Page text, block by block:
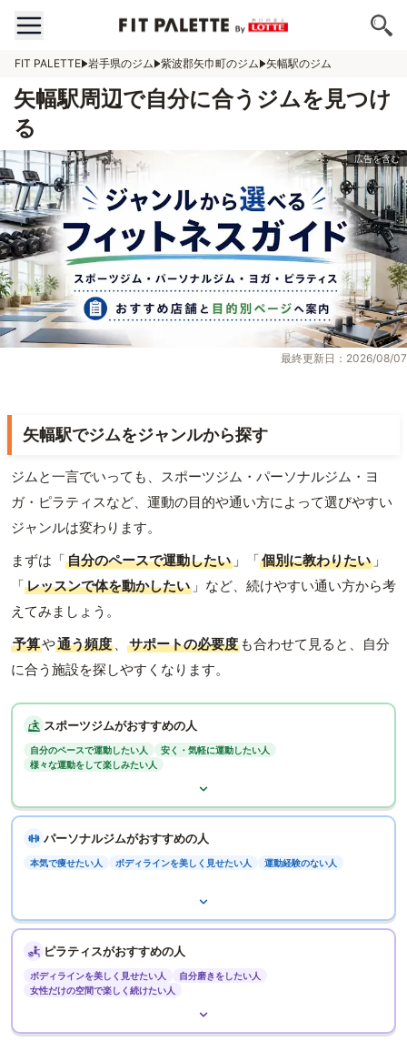
FIT PALETTE 岩手県のジム 紫波郡矢巾町のジム 矢幅駅のジム
矢幅駅周辺で自分に合うジムを見つけ
る
最終更新日：2026/08/07
矢幅駅でジムをジャンルから探す
ジムと一言でいっても、スポーツジム・パーソナルジム・ヨ
ガ・ピラティスなど、運動の目的や通い方によって選びやすい
ジャンルは変わります。
まずは「自分のペースで運動したい 」「個別に教わりたい 」
「レッスンで体を動かしたい 」など、続けやすい通い方から考
えてみましょう。
予算や通う頻度 、 サポートの必要度 も合わせて見ると、自分
に合う施設を探しやすくなります。
スポーツジムがおすすめの人
自分のペースで運動したい人
安く・気軽に運動したい人
様々な運動をして楽しみたい人
パーソナルジムがおすすめの人
本気で痩せたい人 ボディラインを美しく見せたい人 運動経験のない人
ピラティスがおすすめの人
ボディラインを美しく見せたい人
自分磨きをしたい人
女性だけの空間で楽しく続けたい人